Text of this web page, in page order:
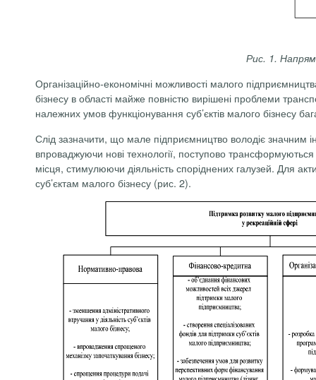
Рис. 1.
Організаційно-економічні можливості малого
бізнесу в області майже повністю вирішені проблеми
належних умов функціонування суб’єктів малого бізнесу
Слід зазначити, що мале підприємництво володіє значним
впроваджуючи нові технології, поступово
місця, стимулюючи діяльність споріднених галузей. Для
суб’єктам малого бізнесу (рис. 2).